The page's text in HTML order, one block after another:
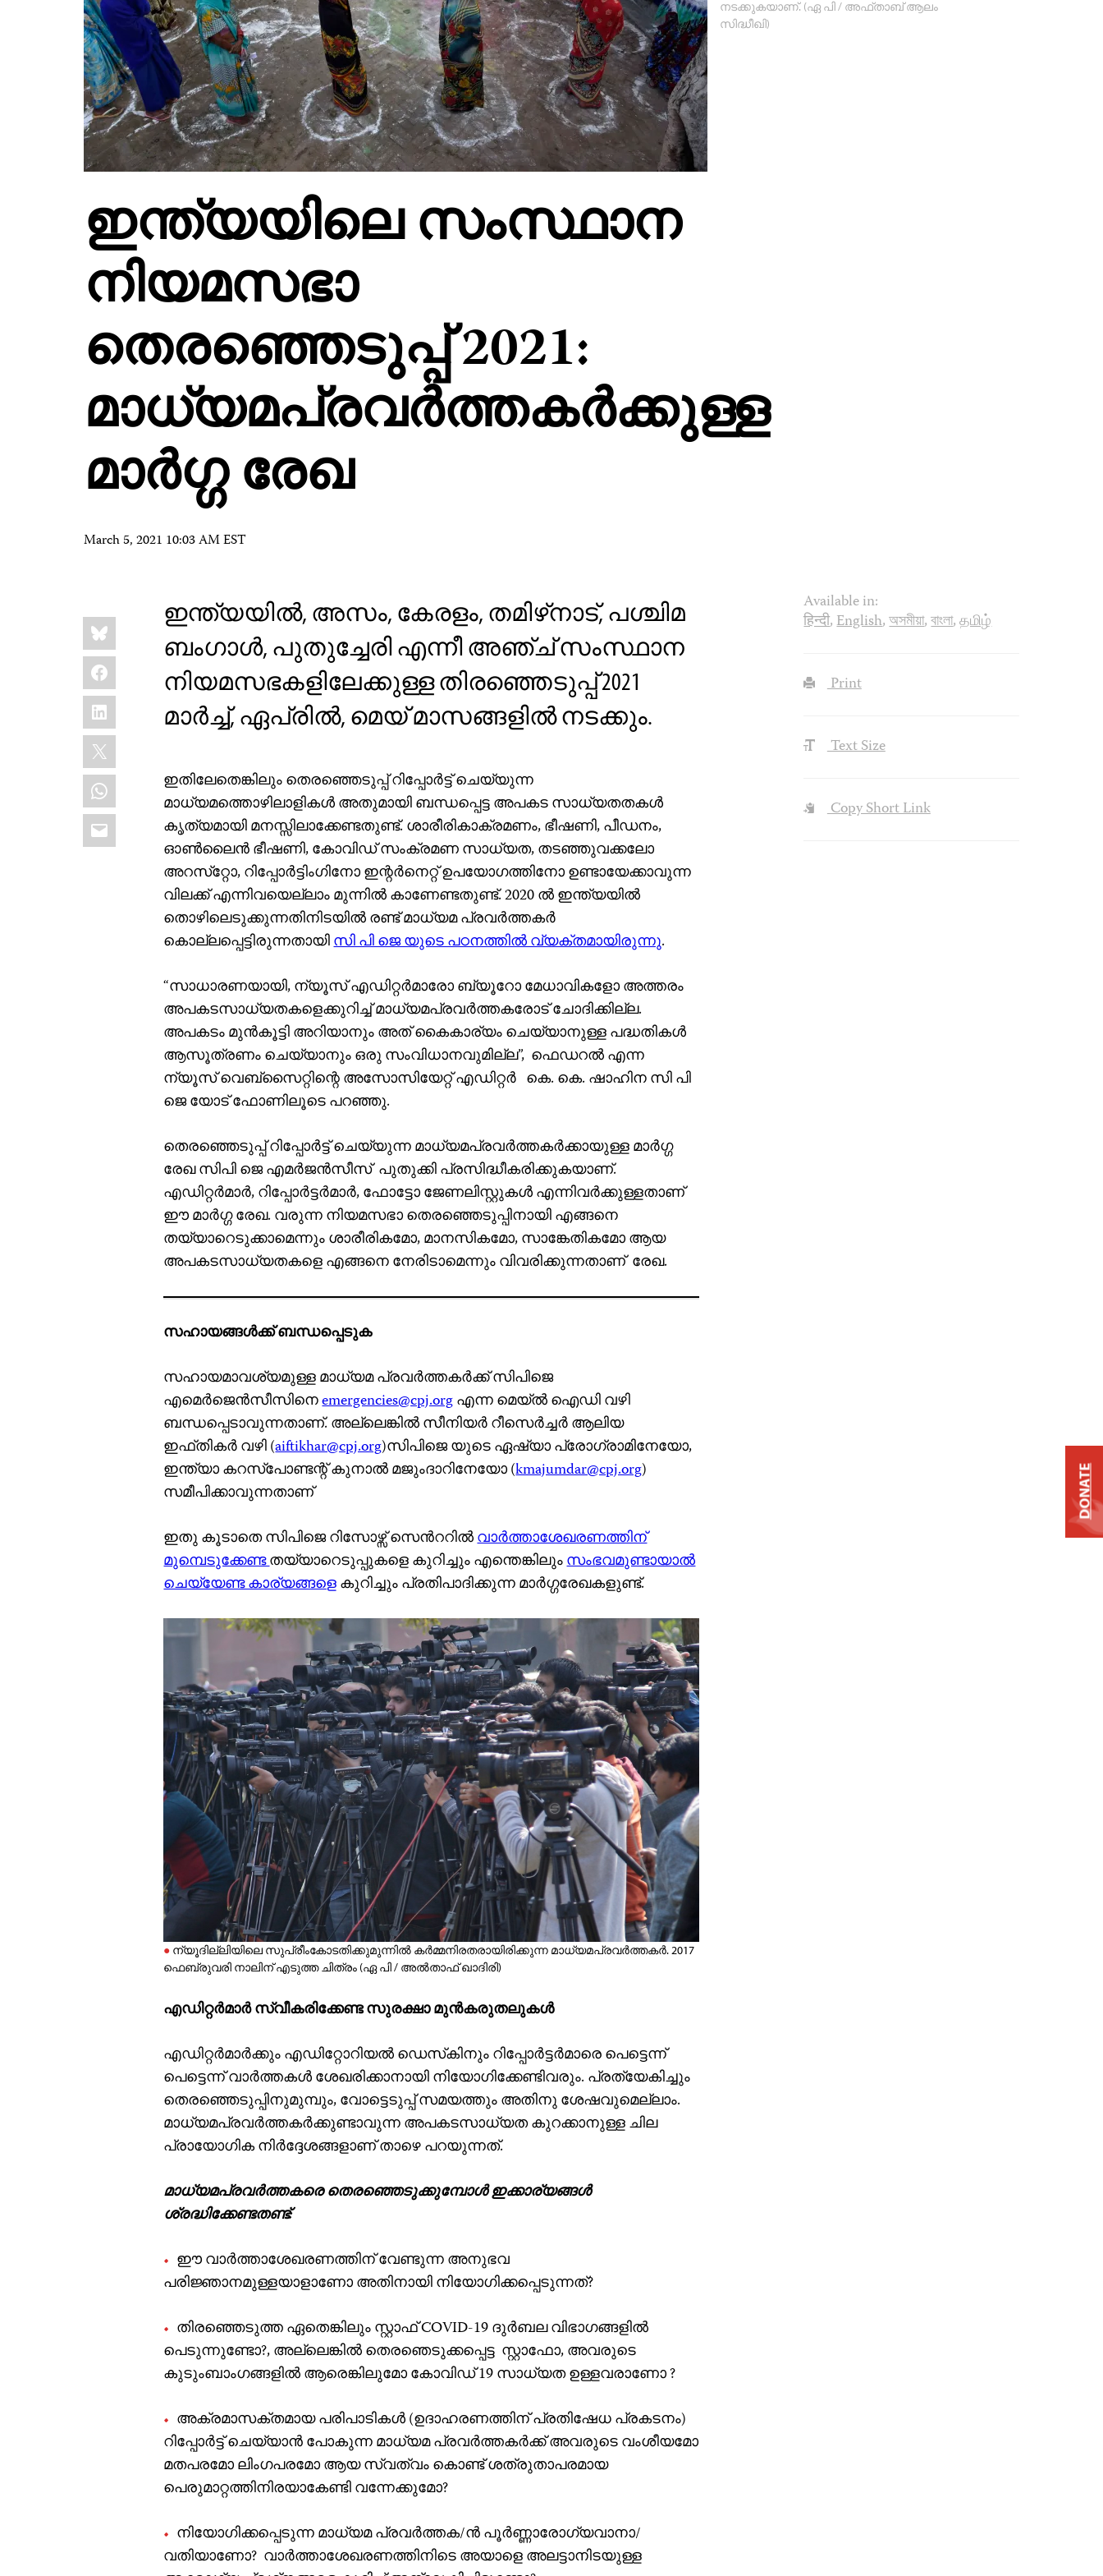
നടക്കുകയാണ്. (ഏ പി / അഫ്താബ് ആലം
സിദ്ധീഖി)
ഇന്ത്യയിലെ സംസ്ഥാന
നിയമസഭാ
തെരഞ്ഞെടുപ്പ് 2021:
മാധ്യമപ്രവര്‍ത്തകര്‍ക്കുള്ള
മാര്‍ഗ്ഗ രേഖ
March 5, 2021 10:03 AM EST
Share
this:
Bluesky
Facebook
LinkedIn
X
WhatsApp
Email
ഇന്ത്യയിൽ, അസം, കേരളം, തമിഴ്‌നാട്, പശ്ചിമ
ബംഗാൾ, പുതുച്ചേരി എന്നീ അഞ്ച് സംസ്ഥാന
നിയമസഭകളിലേക്കുള്ള തിരഞ്ഞെടുപ്പ് 2021
മാർച്ച്, ഏപ്രിൽ, മെയ് മാസങ്ങളിൽ നടക്കും.
ഇതിലേതെങ്കിലും തെരഞ്ഞെടുപ്പ് റിപ്പോര്‍ട്ട് ചെയ്യുന്ന
മാധ്യമത്തൊഴിലാളികള്‍ അതുമായി ബന്ധപ്പെട്ട അപകട സാധ്യതതകള്‍
കൃത്യമായി മനസ്സിലാക്കേണ്ടതുണ്ട്. ശാരീരികാക്രമണം, ഭീഷണി, പീഡനം,
ഓണ്‍ലൈന്‍ ഭീഷണി, കോവിഡ് സംക്രമണ സാധ്യത, തടഞ്ഞുവക്കലോ
അറസ്‌റ്റോ, റിപ്പോര്‍ട്ടിംഗിനോ ഇന്റര്‍നെറ്റ് ഉപയോഗത്തിനോ ഉണ്ടായേക്കാവുന്ന
വിലക്ക് എന്നിവയെല്ലാം മുന്നില്‍ കാണേണ്ടതുണ്ട്. 2020 ല്‍ ഇന്ത്യയില്‍
തൊഴിലെടുക്കുന്നതിനിടയില്‍ രണ്ട് മാധ്യമ പ്രവര്‍ത്തകര്‍
കൊല്ലപ്പെട്ടിരുന്നതായിസി പി ജെ യുടെ പഠനത്തില്‍ വ്യക്തമായിരുന്നു.
“സാധാരണയായി, ന്യൂസ് എഡിറ്റർമാരോ ബ്യൂറോ മേധാവികളോ അത്തരം
അപകടസാധ്യതകളെക്കുറിച്ച് മാധ്യമപ്രവർത്തകരോട് ചോദിക്കില്ല.
അപകടം മുൻകൂട്ടി അറിയാനും അത് കൈകാര്യം ചെയ്യാനുള്ള പദ്ധതികൾ
ആസൂത്രണം ചെയ്യാനും ഒരു സംവിധാനവുമില്ല”, ഫെഡറൽ എന്ന
ന്യൂസ് വെബ്‌സൈറ്റിന്റെ അസോസിയേറ്റ് എഡിറ്റർ കെ. കെ. ഷാഹിന സി പി
ജെ യോട് ഫോണിലൂടെ പറഞ്ഞു.
തെരഞ്ഞെടുപ്പ് റിപ്പോര്‍ട്ട് ചെയ്യുന്ന മാധ്യമപ്രവര്‍ത്തകര്‍ക്കായുള്ള മാര്‍ഗ്ഗ
രേഖ സിപി ജെ എമര്‍ജന്‍സീസ് പുതുക്കി പ്രസിദ്ധീകരിക്കുകയാണ്.
എഡിറ്റര്‍മാര്‍, റിപ്പോര്‍ട്ടര്‍മാര്‍, ഫോട്ടോ ജേണലിസ്റ്റുകള്‍ എന്നിവര്‍ക്കുള്ളതാണ്
ഈ മാര്‍ഗ്ഗ രേഖ. വരുന്ന നിയമസഭാ തെരഞ്ഞെടുപ്പിനായി എങ്ങനെ
തയ്യാറെടുക്കാമെന്നും ശാരീരികമോ, മാനസികമോ, സാങ്കേതികമോ ആയ
അപകടസാധ്യതകളെ എങ്ങനെ നേരിടാമെന്നും വിവരിക്കുന്നതാണ് രേഖ.
സഹായങ്ങള്‍ക്ക് ബന്ധപ്പെടുക
സഹായമാവശ്യമുള്ള മാധ്യമ പ്രവര്‍ത്തകര്‍ക്ക് സിപിജെ
എമെര്‍ജെന്‍സീസിനെemergencies@cpj.orgഎന്ന മെയ്ല്‍ ഐഡി വഴി
ബന്ധപ്പെടാവുന്നതാണ്. അല്ലെങ്കില്‍ സീനിയര്‍ റീസെര്‍ച്ചര്‍ ആലിയ
ഇഫ്തികര്‍ വഴി (aiftikhar@cpj.org)സിപിജെ യുടെ ഏഷ്യാ പ്രോഗ്രാമിനേയോ,
ഇന്ത്യാ കറസ്‌പോണ്ടന്റ് കുനാല്‍ മജുംദാറിനേയോ (kmajumdar@cpj.org)
സമീപിക്കാവുന്നതാണ്
ഇതു കൂടാതെ സിപിജെ റിസോഴ്സ് സെന്‍ററില്‍വാര്‍ത്താശേഖരണത്തിന്
മുമ്പെടുക്കേണ്ടതയ്യാറെടുപ്പുകളെ കുറിച്ചും എന്തെങ്കിലുംസംഭവമുണ്ടായാല്‍
ചെയ്യേണ്ട കാര്യങ്ങളെകുറിച്ചും പ്രതിപാദിക്കുന്ന മാര്‍ഗ്ഗരേഖകളുണ്ട്.
ന്യൂദില്ലിയിലെ സുപ്രീംകോടതിക്കുമുന്നില്‍ കര്‍മ്മനിരതരായിരിക്കുന്ന മാധ്യമപ്രവര്‍ത്തകര്‍. 2017
ഫെബ്രുവരി നാലിന് എടുത്ത ചിത്രം (ഏ പി / അല്‍താഫ് ഖാദിരി)
എഡിറ്റര്‍മാര്‍ സ്വീകരിക്കേണ്ട സുരക്ഷാ മുന്‍കരുതലുകള്‍
എഡിറ്റര്‍മാര്‍ക്കും എഡിറ്റോറിയല്‍ ഡെസ്‌കിനും റിപ്പോര്‍ട്ടര്‍മാരെ പെട്ടെന്ന്
പെട്ടെന്ന് വാര്‍ത്തകള്‍ ശേഖരിക്കാനായി നിയോഗിക്കേണ്ടിവരും. പ്രത്യേകിച്ചും
തെരഞ്ഞെടുപ്പിനുമുമ്പും, വോട്ടെടുപ്പ് സമയത്തും അതിനു ശേഷവുമെല്ലാം.
മാധ്യമപ്രവര്‍ത്തകര്‍ക്കുണ്ടാവുന്ന അപകടസാധ്യത കുറക്കാനുള്ള ചില
പ്രായോഗിക നിര്‍ദ്ദേശങ്ങളാണ് താഴെ പറയുന്നത്.
മാധ്യമപ്രവര്‍ത്തകരെ തെരഞ്ഞെടുക്കുമ്പോള്‍ ഇക്കാര്യങ്ങള്‍
ശ്രദ്ധിക്കേണ്ടതണ്ട്:
ഈ വാര്‍ത്താശേഖരണത്തിന് വേണ്ടുന്ന അനുഭവ
പരിജ്ഞാനമുള്ളയാളാണോ അതിനായി നിയോഗിക്കപ്പെടുന്നത്?
തിരഞ്ഞെടുത്ത ഏതെങ്കിലും സ്റ്റാഫ് COVID-19 ദുർബല വിഭാഗങ്ങളിൽ
പെടുന്നുണ്ടോ?, അല്ലെങ്കിൽ തെരഞെടുക്കപ്പെട്ട സ്റ്റാഫോ, അവരുടെ
കുടുംബാംഗങ്ങളില്‍ ആരെങ്കിലുമോ കോവിഡ് 19 സാധ്യത ഉള്ളവരാണോ ?
അക്രമാസക്തമായ പരിപാടികള്‍ (ഉദാഹരണത്തിന് പ്രതിഷേധ പ്രകടനം)
റിപ്പോര്‍ട്ട് ചെയ്യാന്‍ പോകുന്ന മാധ്യമ പ്രവര്‍ത്തകര്‍ക്ക് അവരുടെ വംശീയമോ
മതപരമോ ലിംഗപരമോ ആയ സ്വത്വം കൊണ്ട് ശത്രുതാപരമായ
പെരുമാറ്റത്തിനിരയാകേണ്ടി വന്നേക്കുമോ?
നിയോഗിക്കപ്പെടുന്ന മാധ്യമ പ്രവര്‍ത്തക/ന്‍ പൂര്‍ണ്ണാരോഗ്യവാനാ/
വതിയാണോ? വാര്‍ത്താശേഖരണത്തിനിടെ അയാളെ അലട്ടാനിടയുള്ള
Available in:
हिन्दी,English,অসমীয়া,বাংলা,தமிழ்
Print
Text Size
Copy Short Link
DONATE